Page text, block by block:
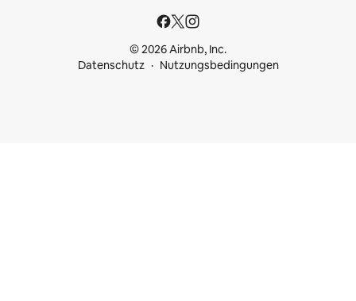
© 2026 Airbnb, Inc.
Datenschutz
Nutzungsbedingungen